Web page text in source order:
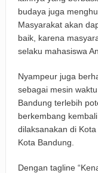
budaya juga
Masyarakat akan
baik, karena
selaku mahasiswa
Nyampeur juga
sebagai mesin
Bandung terlebih
berkembang
dilaksanakan di
Kota Bandung.
Dengan tagline